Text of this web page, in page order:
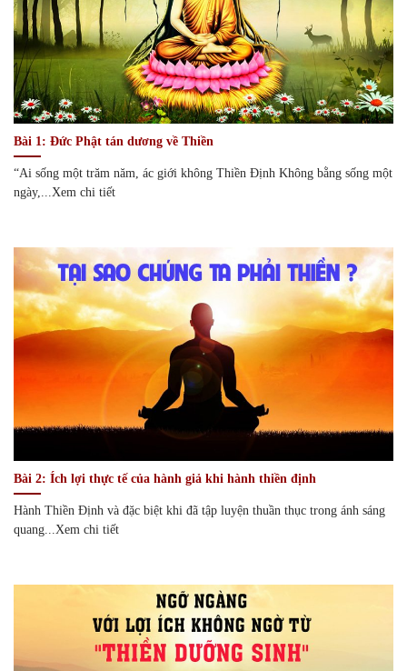
Bài 1: Đức Phật tán dương về Thiền
“Ai sống một trăm năm, ác giới không Thiền Định Không bằng sống một
ngày,...Xem chi tiết
Bài 2: Ích lợi thực tế của hành giả khi hành thiền định
Hành Thiền Định và đặc biệt khi đã tập luyện thuần thục trong ánh sáng
quang...Xem chi tiết